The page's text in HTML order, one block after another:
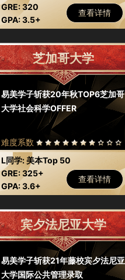
GRE: 320
GPA: 3.5+
查看详情
芝加哥大学
易美学子斩获20年秋TOP6芝加哥
大学社会科学OFFER
难度系数
L同学: 美本Top 50
GRE: 325+
GPA: 3.6+
查看详情
宾夕法尼亚大学
易美学子斩获21年藤校宾夕法尼亚
大学国际公共管理录取